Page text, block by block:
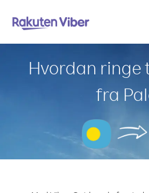
Hvordan ringe
fra